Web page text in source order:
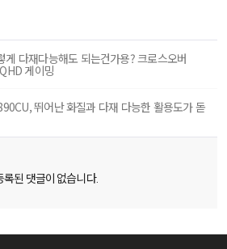
게 다재다능해도 되는건가용? 크로스오버
게이밍
뛰어난 화질과 다재 다능한 활용도가 돋
록된 댓글이 없습니다.